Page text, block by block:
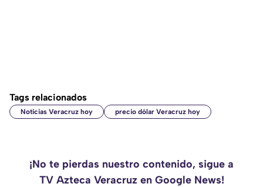
Tags relacionados
Noticias Veracruz hoy precio dólar Veracruz hoy
¡No te pierdas nuestro contenido, sigue a
TV Azteca Veracruz en Google News!